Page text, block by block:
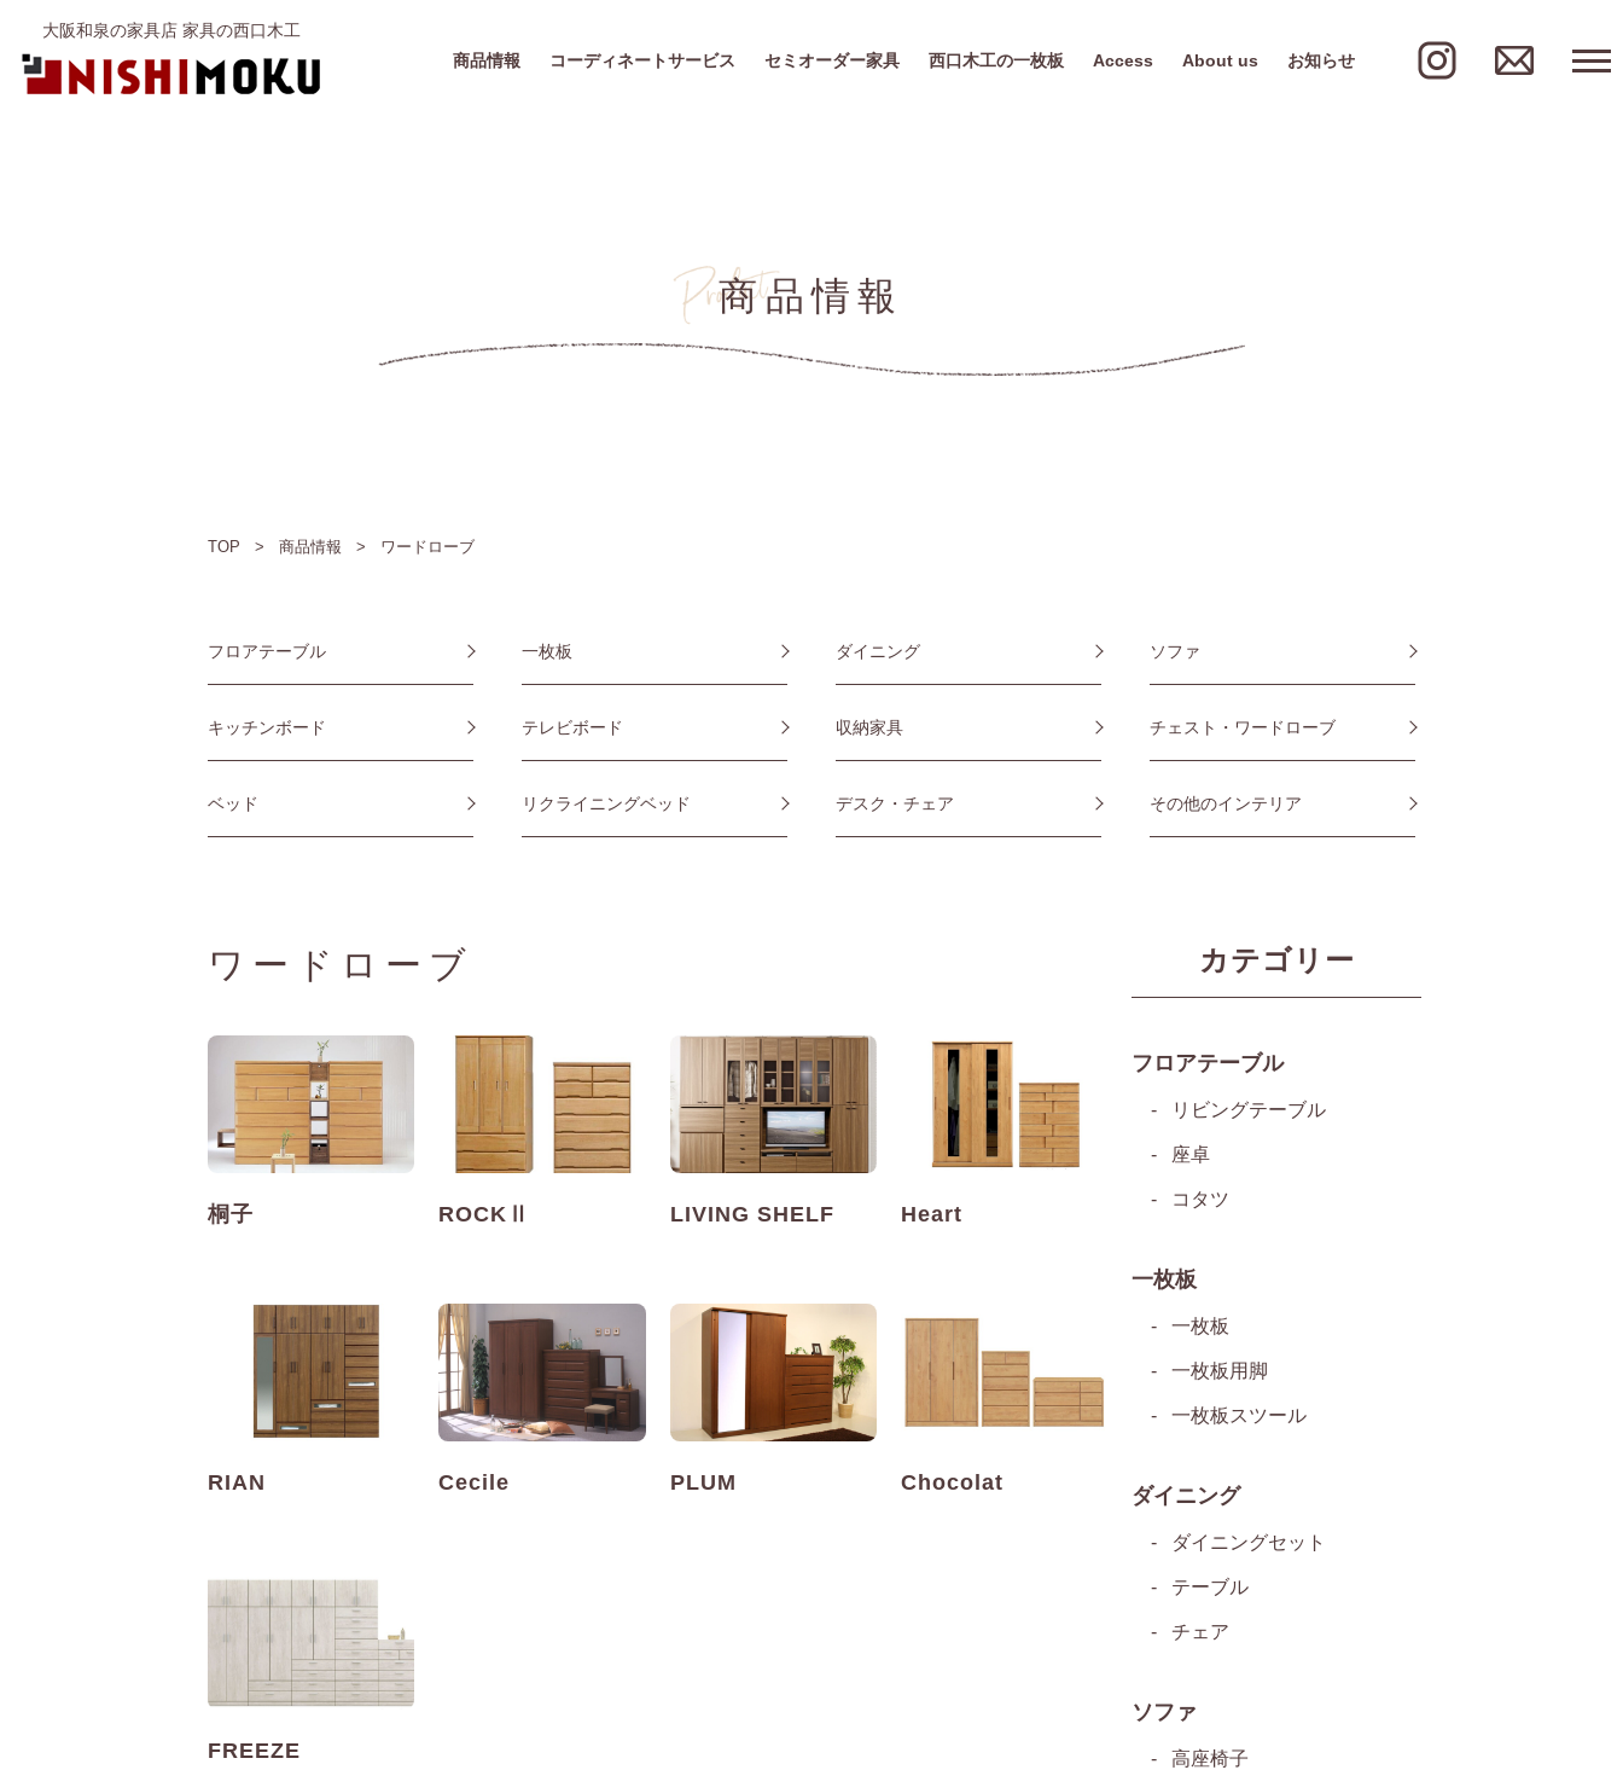
大阪和泉の家具店 家具の西口木工
商品情報
コーディネートサービス セミオーダー家具 西口木工の一枚板 Access About us お知らせ
商品情報
TOP 商品情報 ワードローブ
フロアテーブル 一枚板 ダイニング ソファ
キッチンボード テレビボード 収納家具 チェスト・ワードローブ
ベッド リクライニングベッド デスク・チェア その他のインテリア
ワードローブ
桐子 ROCKⅡ LIVING SHELF Heart
RIAN Cecile PLUM Chocolat
FREEZE
カテゴリー
フロアテーブル
リビングテーブル
座卓
コタツ
一枚板
一枚板
一枚板用脚
一枚板スツール
ダイニング
ダイニングセット
テーブル
チェア
ソファ
高座椅子